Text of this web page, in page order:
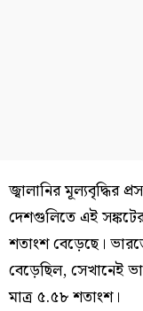
জ্বালানির মূল্যবৃদ্ধির
দেশগুলিতে এই
শতাংশ বেড়েছে।
বেড়েছিল, সেখানেই
মাত্র ৫.৫৮ শতাংশ।